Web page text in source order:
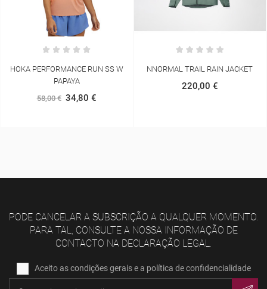
HOKA PERFORMANCE RUN SS W
PAPAYA
58,00 € 34,80 €
NNORMAL TRAIL RAIN JACKET
220,00 €
PODE CANCELAR A SUBSCRIÇÃO A QUALQUER MOMENTO.
PARA TAL, CONSULTE A NOSSA INFORMAÇÃO DE
CONTACTO NA DECLARAÇÃO LEGAL.
Aceito as condições gerais e a política de confidencialidade